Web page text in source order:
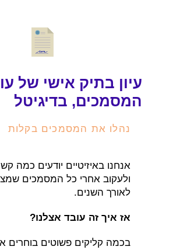
עיון בתיק אישי של
המסמכים, בדיגיטל
נהלו את המסמכים בקלות
אנחנו באיזיטיים יודעים כמה
ולעקוב אחרי כל המסמכים
לאורך השנים.
אז איך זה עובד אצלנו?
בכמה קליקים פשוטים בוחרים